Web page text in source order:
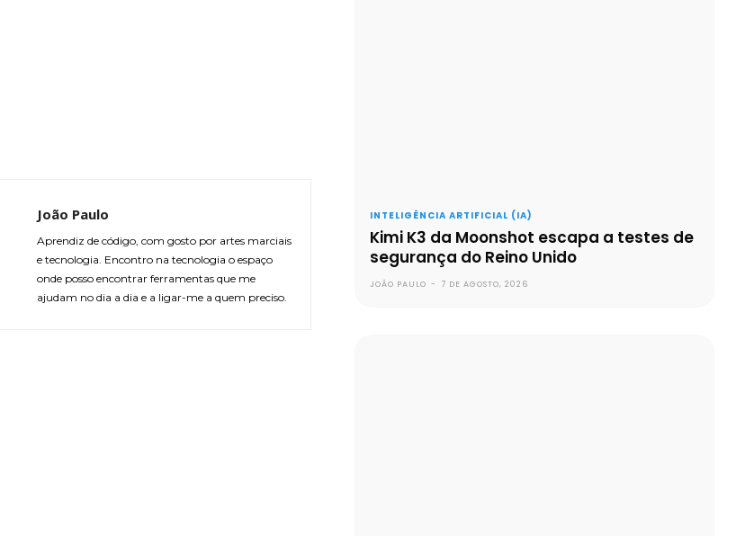
João Paulo
Aprendiz de código, com gosto por artes marciais
e tecnologia. Encontro na tecnologia o espaço
onde posso encontrar ferramentas que me
ajudam no dia a dia e a ligar-me a quem preciso.
INTELIGÊNCIA ARTIFICIAL (IA)
Kimi K3 da Moonshot escapa a testes de
segurança do Reino Unido
JOÃO PAULO - 7 DE AGOSTO, 2026